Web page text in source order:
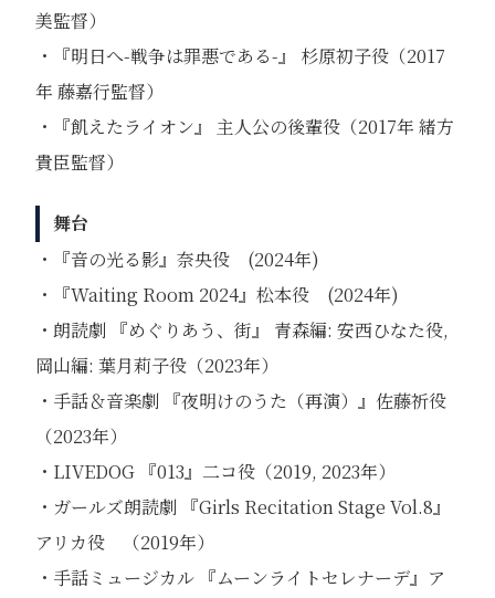
美監督）
・『明⽇へ-戦争は罪悪である-』 杉原初⼦役（2017
年 藤嘉⾏監督）
・『飢えたライオン』 主⼈公の後輩役（2017年 緒⽅
貴⾂監督）
舞台
・『音の光る影』奈央役 (2024年)
・『Waiting Room 2024』松本役 (2024年)
・朗読劇 『めぐりあう、街』 青森編: 安西ひなた役,
岡山編: 葉月莉子役（2023年）
・⼿話＆⾳楽劇 『夜明けのうた（再演）』佐藤祈役
（2023年）
・LIVEDOG 『013』二コ役（2019, 2023年）
・ガールズ朗読劇 『Girls Recitation Stage Vol.8』
アリカ役 （2019年）
・⼿話ミュージカル 『ムーンライトセレナーデ』ア